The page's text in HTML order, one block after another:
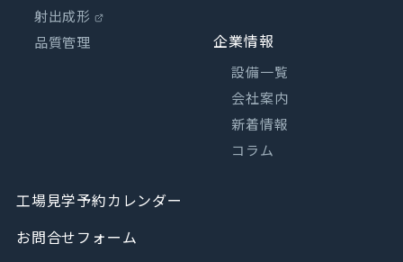
射出成形
品質管理
企業情報
設備一覧
会社案内
新着情報
コラム
工場見学予約カレンダー
お問合せフォーム